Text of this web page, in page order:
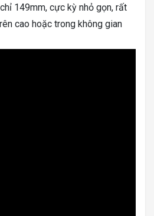
149mm, cực kỳ nhỏ gọn, rất
cao hoặc trong không gian